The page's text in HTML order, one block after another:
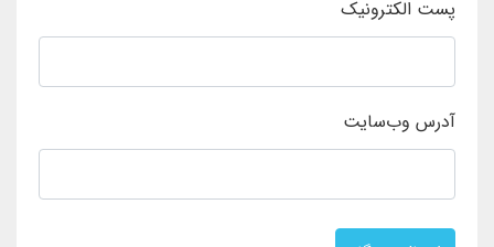
پست الکترونیک
آدرس وب‌سایت